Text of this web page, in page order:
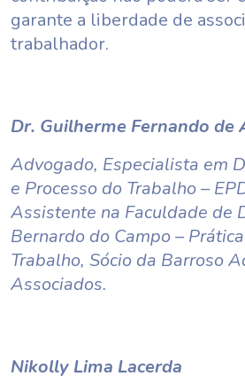
garante a liberdade de
trabalhador.
Dr. Guilherme Fernando de
Advogado, Especialista em
e Processo do Trabalho –
Assistente na Faculdade de
Bernardo do Campo –
Trabalho, Sócio da Barroso
Associados.
Nikolly Lima Lacerda